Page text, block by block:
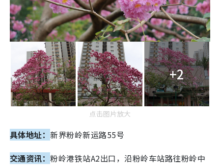
+2
点击图片放大
具体地址：新界粉岭新运路55号
交通资讯：粉岭港铁站A2出口，沿粉岭车站路往粉岭中